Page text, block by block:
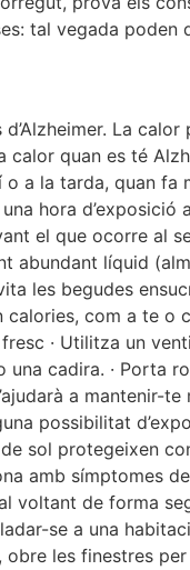
tal vegada poden
La
quan es té
a la tarda, quan fa
hora d’exposició
el que ocorre al
abundant líquid
les begudes
com a te o
· Utilitza un
una cadira. · Porta
a mantenir-te
possibilitat
sol protegeixen
amb símptomes
de forma
se a una
les finestres